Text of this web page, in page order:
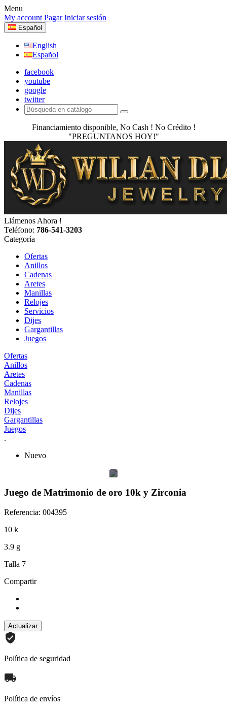
Menu
My account Pagar Iniciar sesión
Español
English
Español
facebook
youtube
google
twitter
Financiamiento disponible, No Cash ! No Crédito !
"PREGUNTANOS HOY!"
Llámenos Ahora !
Teléfono: 786-541-3203
Categoría
Ofertas
Anillos
Cadenas
Aretes
Manillas
Relojes
Servicios
Dijes
Gargantillas
Juegos
Ofertas
Anillos
Aretes
Cadenas
Manillas
Relojes
Dijes
Gargantillas
Juegos
.
Nuevo
Juego de Matrimonio de oro 10k y Zirconia
Referencia: 004395
10 k
3.9 g
Talla 7
Compartir
Política de seguridad
Política de envíos